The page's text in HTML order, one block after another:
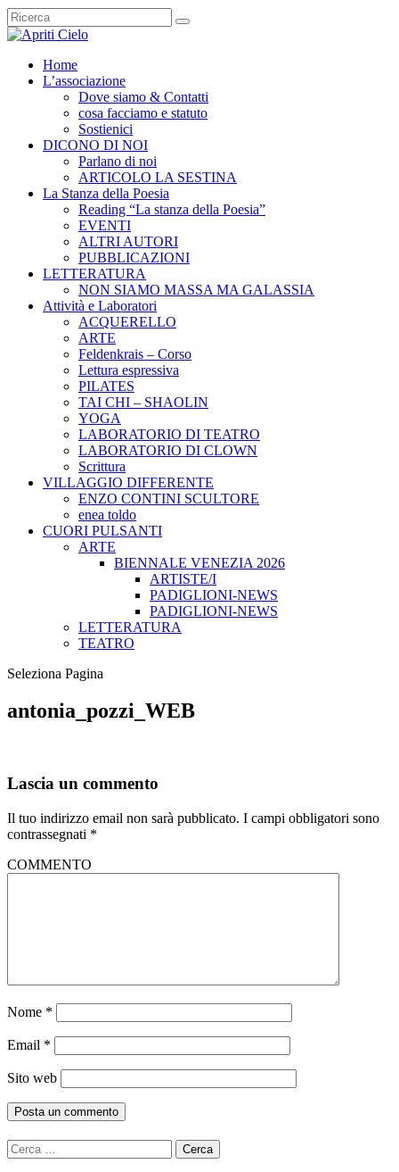
Home
L’associazione
Dove siamo & Contatti
cosa facciamo e statuto
Sostienici
DICONO DI NOI
Parlano di noi
ARTICOLO LA SESTINA
La Stanza della Poesia
Reading “La stanza della Poesia”
EVENTI
ALTRI AUTORI
PUBBLICAZIONI
LETTERATURA
NON SIAMO MASSA MA GALASSIA
Attività e Laboratori
ACQUERELLO
ARTE
Feldenkrais – Corso
Lettura espressiva
PILATES
TAI CHI – SHAOLIN
YOGA
LABORATORIO DI TEATRO
LABORATORIO DI CLOWN
Scrittura
VILLAGGIO DIFFERENTE
ENZO CONTINI SCULTORE
enea toldo
CUORI PULSANTI
ARTE
BIENNALE VENEZIA 2026
ARTISTE/I
PADIGLIONI-NEWS
PADIGLIONI-NEWS
LETTERATURA
TEATRO
Seleziona Pagina
antonia_pozzi_WEB
Lascia un commento
Il tuo indirizzo email non sarà pubblicato. I campi obbligatori sono
contrassegnati *
COMMENTO
Nome *
Email *
Sito web
Ricerca
per: